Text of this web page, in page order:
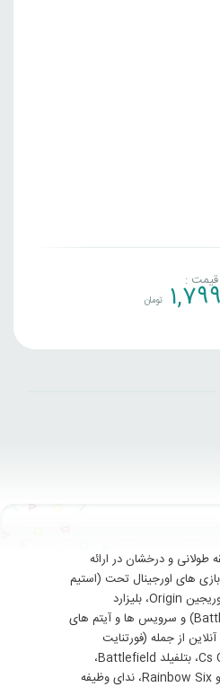
قیمت :
تومان
طولانی و درخشان در ارائه
های اورجینال تحت (استیم
Steam، یوپلی Uplay، اوریجین Origin، بلیزارد
Blizzard، بتل نت Battlenet) و سرویس ها و آیتم های
از جمله (فورتنایت
Fortnite، سی اس گو Cs Go، بتلفیلد Battlefield،
اورواچ Overwatch، رینبو Rainbow Six، ندای وظیفه